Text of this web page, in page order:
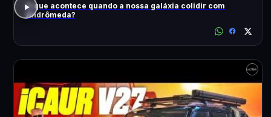
O que acontece quando a nossa galáxia colidir com
Andrômeda?